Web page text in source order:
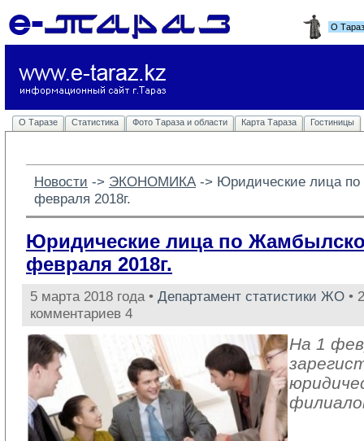
О
О Таразе Статистика Фото Тараза и области Карта Тараза Гостиницы
Новости -> ЭКОНОМИКА -> Юридические лица
февраля 2018г.
Юридические лица по
февраля 2018г.
5 марта 2018 года • Департамент статистики ЖО •
комментариев 4
На 1